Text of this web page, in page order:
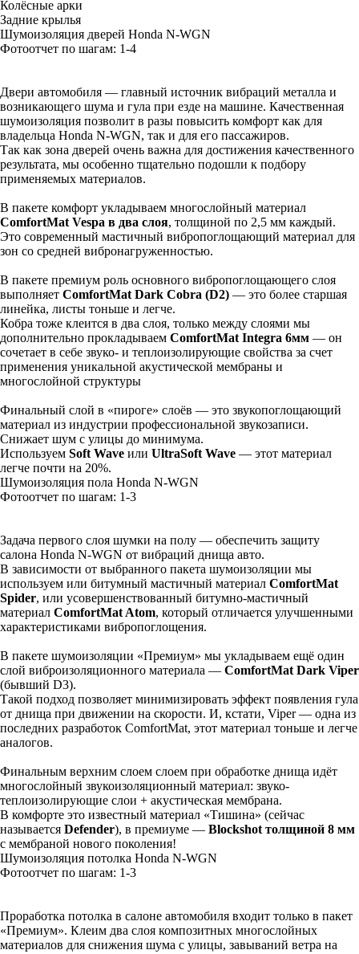
Колёсные арки
Задние крылья
Шумоизоляция дверей Honda N-WGN
Фотоотчет по шагам: 1-4
Двери автомобиля — главный источник вибраций металла и
возникающего шума и гула при езде на машине. Качественная
шумоизоляция позволит в разы повысить комфорт как для
владельца Honda N-WGN, так и для его пассажиров.
Так как зона дверей очень важна для достижения качественного
результата, мы особенно тщательно подошли к подбору
применяемых материалов.
В пакете комфорт укладываем многослойный материал
ComfortMat Vespa в два слоя, толщиной по 2,5 мм каждый.
Это современный мастичный вибропоглощающий материал для
зон со средней вибронагруженностью.
В пакете премиум роль основного вибропоглощающего слоя
выполняет ComfortMat Dark Cobra (D2) — это более старшая
линейка, листы тоньше и легче.
Кобра тоже клеится в два слоя, только между слоями мы
дополнительно прокладываем ComfortMat Integra 6мм — он
сочетает в себе звуко- и теплоизолирующие свойства за счет
применения уникальной акустической мембраны и
многослойной структуры
Финальный слой в «пироге» слоёв — это звукопоглощающий
материал из индустрии профессиональной звукозаписи.
Снижает шум с улицы до минимума.
Используем Soft Wave или UltraSoft Wave — этот материал
легче почти на 20%.
Шумоизоляция пола Honda N-WGN
Фотоотчет по шагам: 1-3
Задача первого слоя шумки на полу — обеспечить защиту
салона Honda N-WGN от вибраций днища авто.
В зависимости от выбранного пакета шумоизоляции мы
используем или битумный мастичный материал ComfortMat
Spider, или усовершенствованный битумно-мастичный
материал ComfortMat Atom, который отличается улучшенными
характеристиками вибропоглощения.
В пакете шумоизоляции «Премиум» мы укладываем ещё один
слой виброизоляционного материала — ComfortMat Dark Viper
(бывший D3).
Такой подход позволяет минимизировать эффект появления гула
от днища при движении на скорости. И, кстати, Viper — одна из
последних разработок ComfortMat, этот материал тоньше и легче
аналогов.
Финальным верхним слоем слоем при обработке днища идёт
многослойный звукоизоляционный материал: звуко-
теплоизолирующие слои + акустическая мембрана.
В комфорте это известный материал «Тишина» (сейчас
называется Defender), в премиуме — Blockshot толщиной 8 мм
с мембраной нового поколения!
Шумоизоляция потолка Honda N-WGN
Фотоотчет по шагам: 1-3
Проработка потолка в салоне автомобиля входит только в пакет
«Премиум». Клеим два слоя композитных многослойных
материалов для снижения шума с улицы, завываний ветра на